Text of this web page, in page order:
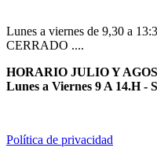
Lunes a viernes de 9,30 a
CERRADO ....
HORARIO JULIO Y
Lunes a Viernes 9 A 14.H -
Política de privacidad